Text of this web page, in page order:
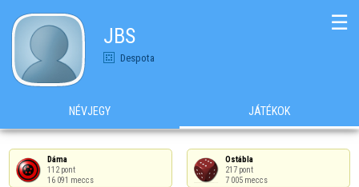
JBS
Despota
☰
NÉVJEGY JÁTÉKOK
Dáma
112 pont
16 091 meccs
Ostábla
217 pont
7 005 meccs